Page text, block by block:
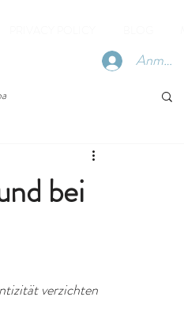
Anmelden
bei
verzichten